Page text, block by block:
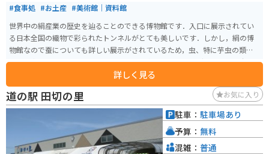
#食事処 #お土産 #美術館｜資料館
世界中の絹産業の歴史を辿ることのできる博物館です．入口に展示されてい
る日本全国の織物で彩られたトンネルがとても美しいです．しかし，絹の博
物館なので蚕についても詳しい展示がされているため，虫、特に芋虫の類が
苦手な方は厳しいと思います．また，建物内に「バイキングレストラン奈々
ちゃん」というレストランがあるので，食事を取ることも可能です．
詳しく見る
道の駅 田切の里 お気に入り
駐車： 駐車場あり
予算： 無料
混雑： 普通